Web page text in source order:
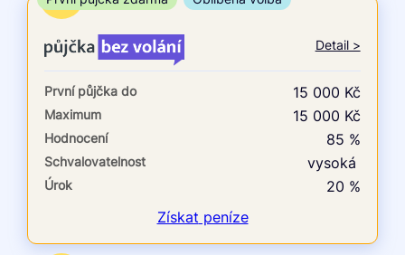
V exekuci
ano
ne
Po insolvenci
ano
V hotovosti
Detail >
První půjčka do 15 000 Kč
Maximum 15 000 Kč
Hodnocení 85 %
Schvalovatelnost vysoká
Úrok
20 %
Získat peníze